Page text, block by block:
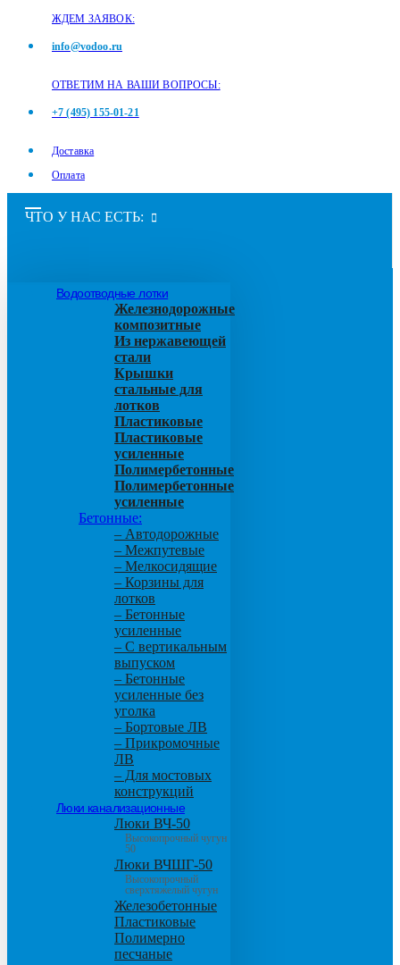
ЖДЕМ ЗАЯВОК:
info@vodoo.ru
ОТВЕТИМ НА ВАШИ ВОПРОСЫ:
+7 (495) 155-01-21
Доставка
Оплата
ЧТО У НАС ЕСТЬ:
Водоотводные лотки
Железнодорожные
композитные
Из нержавеющей
стали
Крышки
стальные для
лотков
Пластиковые
Пластиковые
усиленные
Полимербетонные
Полимербетонные
усиленные
Бетонные:
– Автодорожные
– Межпутевые
– Мелкосидящие
– Корзины для
лотков
– Бетонные
усиленные
– С вертикальным
выпуском
– Бетонные
усиленные без
уголка
– Бортовые ЛВ
– Прикромочные
ЛВ
– Для мостовых
конструкций
Люки канализационные
Люки ВЧ-50
Высокопрочный чугун
50
Люки ВЧШГ-50
Высокопрочный
сверхтяжелый чугун
Железобетонные
Пластиковые
Полимерно
песчаные